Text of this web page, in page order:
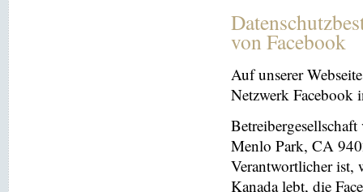
von Facebook
Auf unserer
Netzwerk Facebook
Menlo Park, CA
Verantwortlicher ist,
Kanada lebt, die